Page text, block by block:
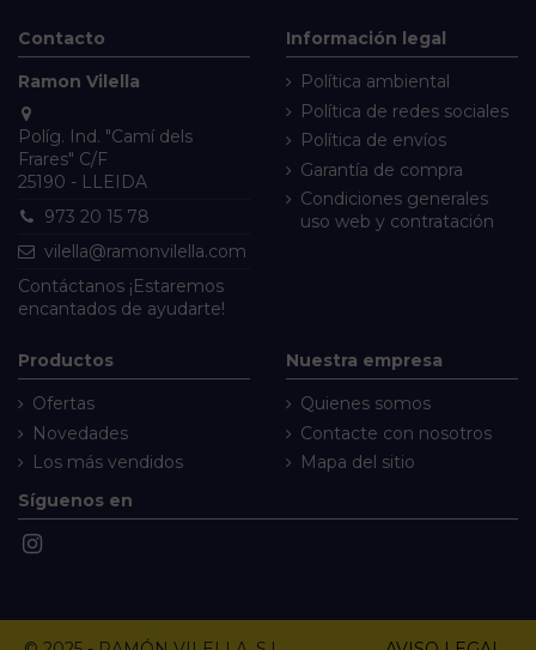
Contacto
Ramon Vilella
Políg. Ind. "Camí dels
Frares" C/F
25190 - LLEIDA
973 20 15 78
vilella@ramonvilella.com
Contáctanos ¡Estaremos
encantados de ayudarte!
Información legal
Política ambiental
Política de redes sociales
Política de envíos
Garantía de compra
Condiciones generales
uso web y contratación
Productos
Ofertas
Novedades
Los más vendidos
Nuestra empresa
Quienes somos
Contacte con nosotros
Mapa del sitio
Síguenos en